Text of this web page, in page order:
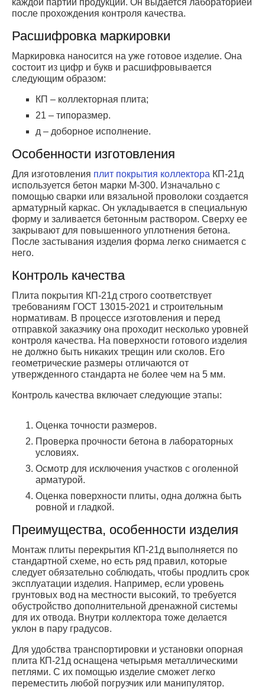
каждой партии продукции. Он выдается лабораторией
после прохождения контроля качества.
Расшифровка маркировки
Маркировка наносится на уже готовое изделие. Она
состоит из цифр и букв и расшифровывается
следующим образом:
КП – коллекторная плита;
21 – типоразмер.
д – доборное исполнение.
Особенности изготовления
Для изготовления плит покрытия коллектора КП-21д
используется бетон марки М-300. Изначально с
помощью сварки или вязальной проволоки создается
арматурный каркас. Он укладывается в специальную
форму и заливается бетонным раствором. Сверху ее
закрывают для повышенного уплотнения бетона.
После застывания изделия форма легко снимается с
него.
Контроль качества
Плита покрытия КП-21д строго соответствует
требованиям ГОСТ 13015-2021 и строительным
нормативам. В процессе изготовления и перед
отправкой заказчику она проходит несколько уровней
контроля качества. На поверхности готового изделия
не должно быть никаких трещин или сколов. Его
геометрические размеры отличаются от
утвержденного стандарта не более чем на 5 мм.
Контроль качества включает следующие этапы:
Оценка точности размеров.
Проверка прочности бетона в лабораторных
условиях.
Осмотр для исключения участков с оголенной
арматурой.
Оценка поверхности плиты, одна должна быть
ровной и гладкой.
Преимущества, особенности изделия
Монтаж плиты перекрытия КП-21д выполняется по
стандартной схеме, но есть ряд правил, которые
следует обязательно соблюдать, чтобы продлить срок
эксплуатации изделия. Например, если уровень
грунтовых вод на местности высокий, то требуется
обустройство дополнительной дренажной системы
для их отвода. Внутри коллектора тоже делается
уклон в пару градусов.
Для удобства транспортировки и установки опорная
плита КП-21д оснащена четырьмя металлическими
петлями. С их помощью изделие сможет легко
переместить любой погрузчик или манипулятор.